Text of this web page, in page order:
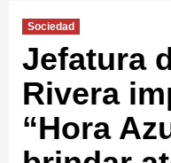
Sociedad
Jefatura
Rivera
“Hora